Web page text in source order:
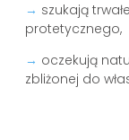
→ szukają
protetycznego,
→ oczekują
zbliżonej do